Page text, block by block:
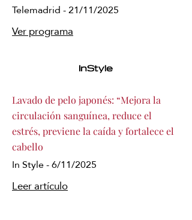
Telemadrid - 21/11/2025
Ver programa
Lavado de pelo japonés: “Mejora la
circulación sanguínea, reduce el
estrés, previene la caída y fortalece el
cabello
In Style - 6/11/2025
Leer artículo